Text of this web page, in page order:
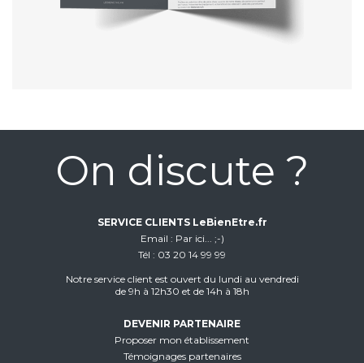
On discute ?
SERVICE CLIENTS LeBienEtre.fr
Email
Par ici... ;-)
Tél
03 20 14 99 99
Notre service client est ouvert du lundi au vendredi
de 9h à 12h30 et de 14h à 18h
DEVENIR PARTENAIRE
Proposer mon établissement
Témoignages partenaires